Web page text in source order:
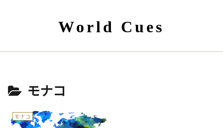
World Cues
モナコ
モナコ